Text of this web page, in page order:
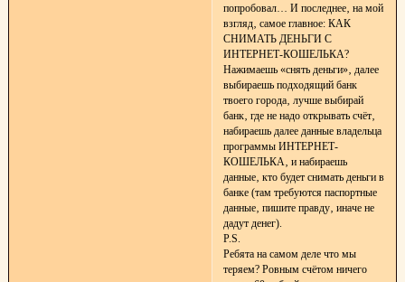
попробовал… И последнее‚ на мой
взгляд‚ самое главное: КАК
СНИМАТЬ ДЕНЬГИ С
ИНТЕРНЕТ-КОШЕЛЬКА?
Нажимаешь «снять деньги»‚ далее
выбираешь подходящий банк
твоего города‚ лучше выбирай
банк‚ где не надо открывать счёт‚
набираешь далее данные владельца
программы ИНТЕРНЕТ-
КОШЕЛЬКА‚ и набираешь
данные‚ кто будет снимать деньги в
банке (там требуются паспортные
данные‚ пишите правду‚ иначе не
дадут денег).
P.S.
Ребята на самом деле что мы
теряем? Ровным счётом ничего